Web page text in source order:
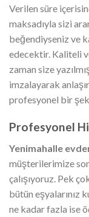
Verilen süre
maksadıyla sizi
beğendiyseniz ve
edecektir. Kaliteli
zaman size
imzalayarak
profesyonel bir
Profesyonel
Yenimahalle
müşterilerimize
çalışıyoruz. Pek
bütün eşyalarınız
ne kadar fazla ise